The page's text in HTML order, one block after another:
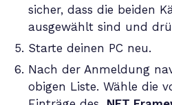
sicher, dass die beiden
ausgewählt sind und
Starte deinen PC neu.
Nach der Anmeldung
obigen Liste. Wähle die